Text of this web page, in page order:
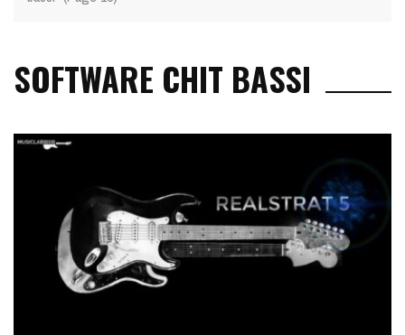
SOFTWARE CHIT BASSI